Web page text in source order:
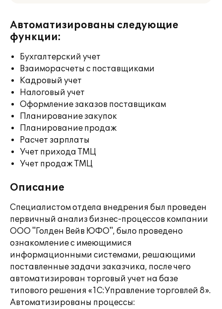
Автоматизированы следующие
функции:
Бухгалтерский учет
Взаиморасчеты с поставщиками
Кадровый учет
Налоговый учет
Оформление заказов поставщикам
Планирование закупок
Планирование продаж
Расчет зарплаты
Учет прихода ТМЦ
Учет продаж ТМЦ
Описание
Специалистом отдела внедрения был проведен
первичный анализ бизнес-процессов компании
ООО "Голден Вейв ЮФО", было проведено
ознакомление с имеющимися
информационными системами, решающими
поставленные задачи заказчика, после чего
автоматизирован торговый учет на базе
типового решения «1С:Управление торговлей 8».
Автоматизированы процессы: